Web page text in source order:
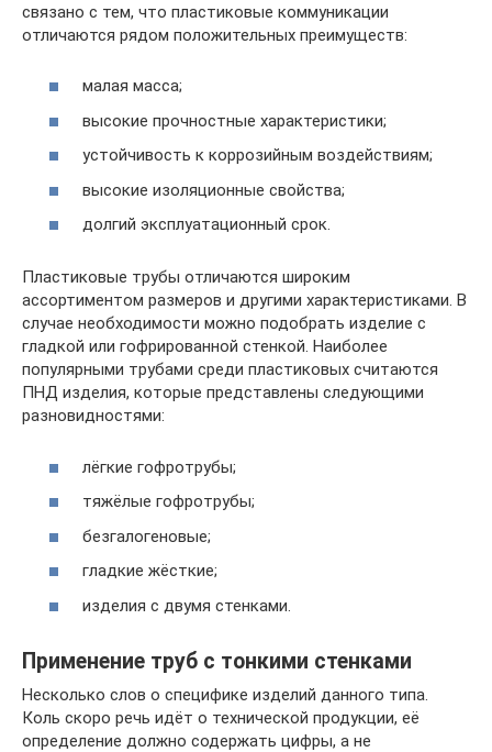
связано с тем, что пластиковые коммуникации
отличаются рядом положительных преимуществ:
малая масса;
высокие прочностные характеристики;
устойчивость к коррозийным воздействиям;
высокие изоляционные свойства;
долгий эксплуатационный срок.
Пластиковые трубы отличаются широким
ассортиментом размеров и другими характеристиками. В
случае необходимости можно подобрать изделие с
гладкой или гофрированной стенкой. Наиболее
популярными трубами среди пластиковых считаются
ПНД изделия, которые представлены следующими
разновидностями:
лёгкие гофротрубы;
тяжёлые гофротрубы;
безгалогеновые;
гладкие жёсткие;
изделия с двумя стенками.
Применение труб с тонкими стенками
Несколько слов о специфике изделий данного типа.
Коль скоро речь идёт о технической продукции, её
определение должно содержать цифры, а не